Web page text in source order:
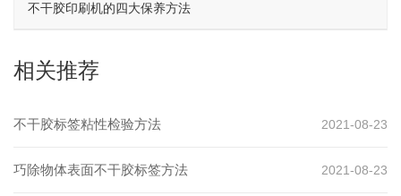
不干胶印刷机的四大保养方法
相关推荐
不干胶标签粘性检验方法 2021-08-23
巧除物体表面不干胶标签方法 2021-08-23